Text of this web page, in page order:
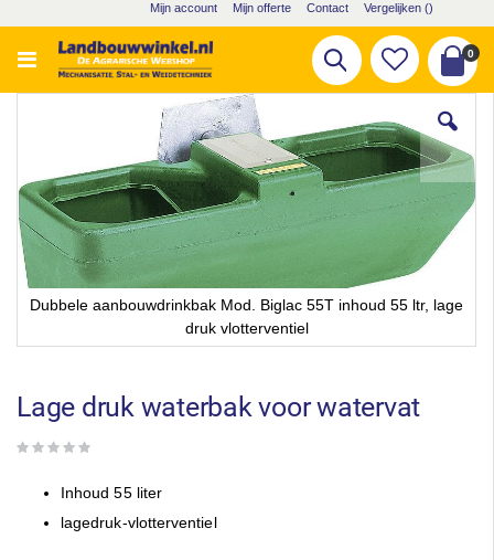
naar
de
inhoud
Mijn account Mijn offerte Contact Vergelijken ()
Cart
0
Zoek
van
de
afbeeldingen-
gallerij
Dubbele aanbouwdrinkbak Mod. Biglac 55T inhoud 55 ltr, lage
druk vlotterventiel
het
begin
de
gallerij
Lage druk waterbak voor watervat
Inhoud 55 liter
lagedruk-vlotterventiel